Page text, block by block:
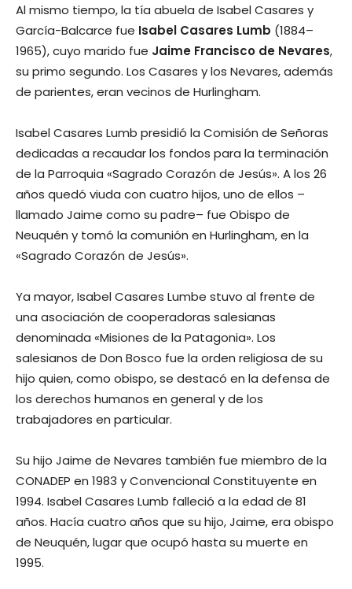
Al mismo tiempo, la tía abuela de Isabel Casares y
García-Balcarce fue Isabel Casares Lumb (1884–
1965), cuyo marido fue Jaime Francisco de Nevares,
su primo segundo. Los Casares y los Nevares, además
de parientes, eran vecinos de Hurlingham.
Isabel Casares Lumb presidió la Comisión de Señoras
dedicadas a recaudar los fondos para la terminación
de la Parroquia «Sagrado Corazón de Jesús». A los 26
años quedó viuda con cuatro hijos, uno de ellos –
llamado Jaime como su padre– fue Obispo de
Neuquén y tomó la comunión en Hurlingham, en la
«Sagrado Corazón de Jesús».
Ya mayor, Isabel Casares Lumbe stuvo al frente de
una asociación de cooperadoras salesianas
denominada «Misiones de la Patagonia». Los
salesianos de Don Bosco fue la orden religiosa de su
hijo quien, como obispo, se destacó en la defensa de
los derechos humanos en general y de los
trabajadores en particular.
Su hijo Jaime de Nevares también fue miembro de la
CONADEP en 1983 y Convencional Constituyente en
1994. Isabel Casares Lumb falleció a la edad de 81
años. Hacía cuatro años que su hijo, Jaime, era obispo
de Neuquén, lugar que ocupó hasta su muerte en
1995.